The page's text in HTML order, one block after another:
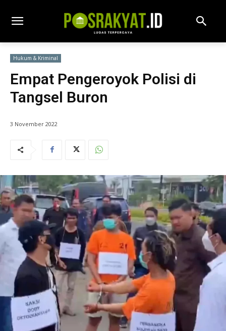
Hukum & Kriminal
Empat Pengeroyok Polisi di
Tangsel Buron
3 November 2022